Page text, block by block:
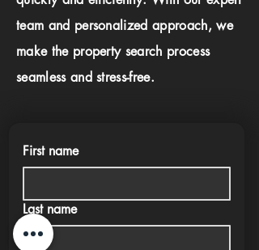
team and personalized approach, we
make the property search process
seamless and stress-free.
First name
Last name